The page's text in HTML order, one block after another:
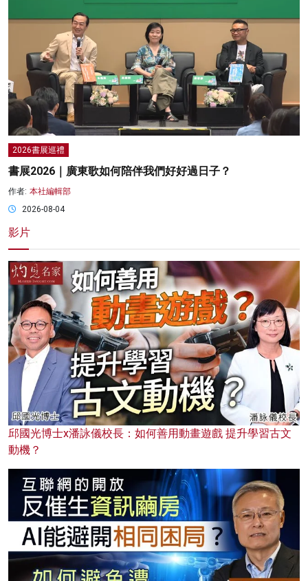
2026書展巡禮
書展2026｜廣東歌如何陪伴我們好好過日子？
作者: 本社編輯部
2026-08-04
影片
邱國光博士x潘詠儀校長：如何善用動畫遊戲 提升學習古文
動機？